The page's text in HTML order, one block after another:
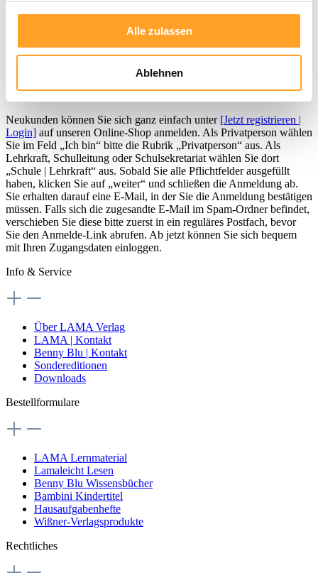
Alle zulassen
Ablehnen
ÜbersichtPersönliches ProfilAdressenBestellungen
Wie kann ich mich als Privatperson oder als Lehrkraft (im Auftrag
Neukunden können Sie sich ganz einfach unter [Jetzt registrieren |
Login] auf unseren Online-Shop anmelden. Als Privatperson wählen
Sie im Feld „Ich bin“ bitte die Rubrik „Privatperson“ aus. Als
Lehrkraft, Schulleitung oder Schulsekretariat wählen Sie dort
„Schule | Lehrkraft“ aus. Sobald Sie alle Pflichtfelder ausgefüllt
haben, klicken Sie auf „weiter“ und schließen die Anmeldung ab.
Sie erhalten darauf eine E-Mail, in der Sie die Anmeldung bestätigen
müssen. Falls sich die zugesandte E-Mail im Spam-Ordner befindet,
verschieben Sie diese bitte zuerst in ein reguläres Postfach, bevor
Sie den Anmelde-Link abrufen. Ab jetzt können Sie sich bequem
mit Ihren Zugangsdaten einloggen.
Info & Service
Über LAMA Verlag
LAMA | Kontakt
Benny Blu | Kontakt
Sondereditionen
Downloads
Bestellformulare
LAMA Lernmaterial
Lamaleicht Lesen
Benny Blu Wissensbücher
Bambini Kindertitel
Hausaufgabenhefte
Wißner-Verlagsprodukte
Rechtliches